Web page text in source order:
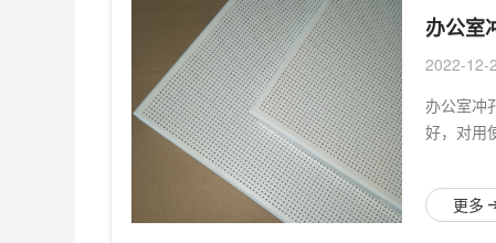
办公室
2022-12-
办公室冲
好，对用
更多